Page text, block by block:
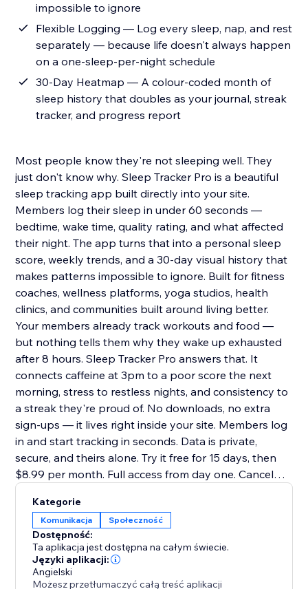
impossible to ignore
Flexible Logging — Log every sleep, nap, and rest
separately — because life doesn't always happen
on a one-sleep-per-night schedule
30-Day Heatmap — A colour-coded month of
sleep history that doubles as your journal, streak
tracker, and progress report
Most people know they're not sleeping well. They
just don't know why. Sleep Tracker Pro is a beautiful
sleep tracking app built directly into your site.
Members log their sleep in under 60 seconds —
bedtime, wake time, quality rating, and what affected
their night. The app turns that into a personal sleep
score, weekly trends, and a 30-day visual history that
makes patterns impossible to ignore. Built for fitness
coaches, wellness platforms, yoga studios, health
clinics, and communities built around living better.
Your members already track workouts and food —
but nothing tells them why they wake up exhausted
after 8 hours. Sleep Tracker Pro answers that. It
connects caffeine at 3pm to a poor score the next
morning, stress to restless nights, and consistency to
a streak they're proud of. No downloads, no extra
sign-ups — it lives right inside your site. Members log
in and start tracking in seconds. Data is private,
secure, and theirs alone. Try it free for 15 days, then
$8.99 per month. Full access from day one. Cancel
Kategorie
Komunikacja Społeczność
Dostępność:
Ta aplikacja jest dostępna na całym świecie.
Języki aplikacji:
Angielski
Możesz przetłumaczyć całą treść aplikacji